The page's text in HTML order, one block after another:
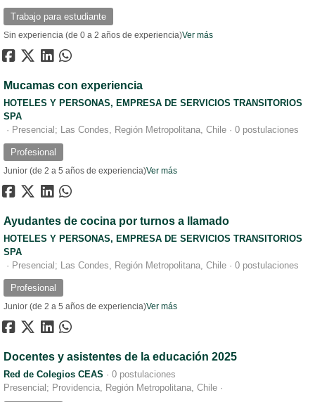
Trabajo para estudiante
Sin experiencia (de 0 a 2 años de experiencia)Ver más
Mucamas con experiencia
HOTELES Y PERSONAS, EMPRESA DE SERVICIOS TRANSITORIOS
SPA
· Presencial; Las Condes, Región Metropolitana, Chile · 0 postulaciones
Profesional
Junior (de 2 a 5 años de experiencia)Ver más
Ayudantes de cocina por turnos a llamado
HOTELES Y PERSONAS, EMPRESA DE SERVICIOS TRANSITORIOS
SPA
· Presencial; Las Condes, Región Metropolitana, Chile · 0 postulaciones
Profesional
Junior (de 2 a 5 años de experiencia)Ver más
Docentes y asistentes de la educación 2025
Red de Colegios CEAS ·
Presencial; Providencia, Región Metropolitana, Chile ·
0 postulaciones